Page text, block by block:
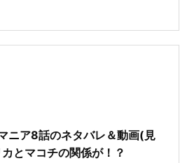
ニア8話のネタバレ＆動画(見
とマコチの関係が！？